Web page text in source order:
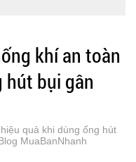
khí an toàn
hút bụi gân
quả khi dùng ống hút
MuaBanNhanh